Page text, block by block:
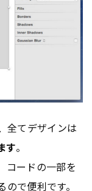
全てデザインは
す。
コードの一部を
で便利です。